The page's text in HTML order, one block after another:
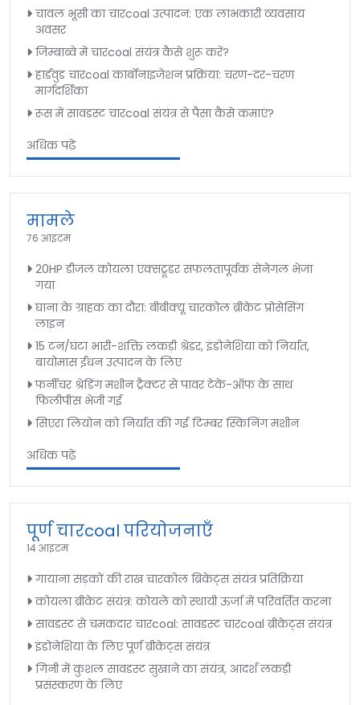
चावल भूसी का चारcoal उत्पादन: एक लाभकारी व्यवसाय
अवसर
जिम्बाब्वे में चारcoal संयंत्र कैसे शुरू करें?
हार्डवुड चारcoal कार्बोनाइजेशन प्रक्रिया: चरण-दर-चरण
मार्गदर्शिका
रूस में सावडस्ट चारcoal संयंत्र से पैसा कैसे कमाएं?
अधिक पढ़ें
मामले
76 आइटम
20HP डीजल कोयला एक्सट्रूडर सफलतापूर्वक सेनेगल भेजा
गया
घाना के ग्राहक का दौरा: बीबीक्यू चारकोल ब्रीकेट प्रोसेसिंग
लाइन
15 टन/घंटा भारी-शक्ति लकड़ी श्रेडर, इंडोनेशिया को निर्यात,
बायोमास ईंधन उत्पादन के लिए
फर्नीचर श्रेडिंग मशीन ट्रैक्टर से पावर टेके-ऑफ के साथ
फिलीपींस भेजी गई
सिएरा लियोन को निर्यात की गई टिम्बर स्किनिंग मशीन
अधिक पढ़ें
पूर्ण चारcoal परियोजनाएँ
14 आइटम
गायाना सड़कों की राख चारकोल ब्रिकेट्स संयंत्र प्रतिक्रिया
कोयला ब्रीकेट संयंत्र: कोयले को स्थायी ऊर्जा में परिवर्तित करना
सावडस्ट से चमकदार चारcoal: सावडस्ट चारcoal ब्रीकेट्स संयंत्र
इंडोनेशिया के लिए पूर्ण ब्रीकेट्स संयंत्र
गिनी में कुशल सावडस्ट सुखाने का संयंत्र, आदर्श लकड़ी
प्रसंस्करण के लिए